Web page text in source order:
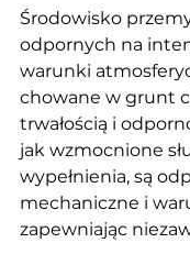
Środowisko
odpornych na
warunki
chowane w grunt
trwałością i
jak wzmocnione
wypełnienia, są
mechaniczne i
zapewniając